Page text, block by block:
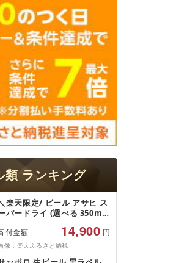
類 ランキング
楽天限定/ ビール アサヒ ス
パードライ (選べる 350ml
〜12ヶ月定期便 12ヶ月定期
) 楽天フェスタ 期間限定|
短3日発送 アサヒビール お
付金額 14,900 円
像：楽天ふるさと納税